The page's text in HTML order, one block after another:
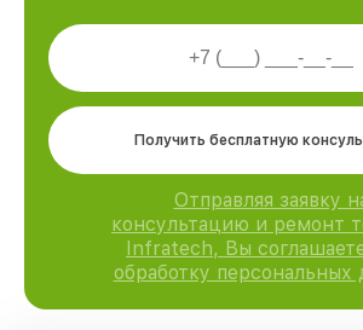
Получить бесплатную
Отправляя заявку
консультацию и ремонт
Infratech, Вы
обработку персональных